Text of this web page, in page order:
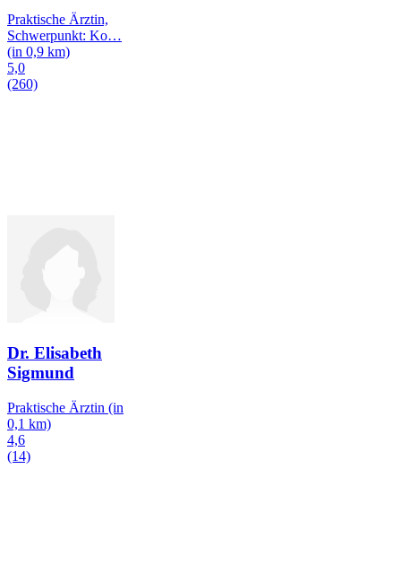
Praktische Ärztin,
Schwerpunkt: Ko…
(in 0,9 km)
5,0
(260)
Dr. Elisabeth
Sigmund
Praktische Ärztin (in
0,1 km)
4,6
(14)